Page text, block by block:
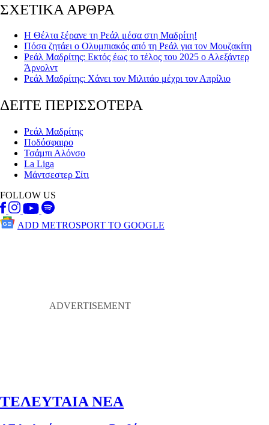
ΣΧΕΤΙΚΑ ΑΡΘΡΑ
Η Θέλτα ξέρανε τη Ρεάλ μέσα στη Μαδρίτη!
Πόσα ζητάει ο Ολυμπιακός από τη Ρεάλ για τον Μουζακίτη
Ρεάλ Μαδρίτης: Εκτός έως το τέλος του 2025 ο Αλεξάντερ
Άρνολντ
Ρεάλ Μαδρίτης: Χάνει τον Μιλιτάο μέχρι τον Απρίλιο
ΔΕΙΤΕ ΠΕΡΙΣΣΟΤΕΡΑ
Ρεάλ Μαδρίτης
Ποδόσφαιρο
Τσάμπι Αλόνσο
La Liga
Μάντσεστερ Σίτι
FOLLOW US
ADD METROSPORT TO GOOGLE
ΤΕΛΕΥΤΑΙΑ ΝΕΑ